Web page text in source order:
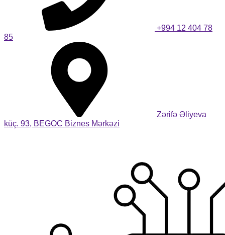
+994 12 404 78
85
Zərifə Əliyeva
küç. 93, BEGOC Biznes Mərkəzi